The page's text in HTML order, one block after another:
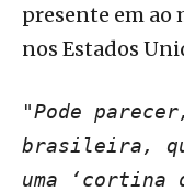
presente em ao
nos Estados
"Pode
brasileira,
uma ‘cortina